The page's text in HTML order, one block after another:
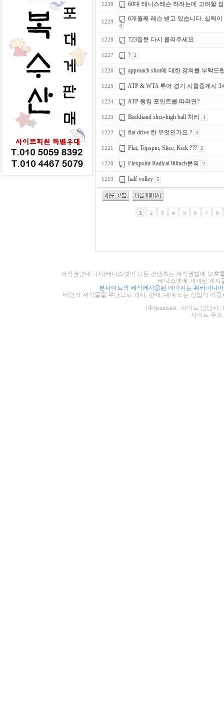
1230 60대 테니스레슨 하려는데 고려할
1229 6개월째 레슨 받고 있습니다. 실력
0
1228 723질문 다시 올려주세요
1227 ? 2
1226 approach shot에 대한 강의를 부탁드
1225 ATP & WTA 투어 경기 시합중계시
1224 ATP 랭킹 포인트를 따려면?
1223 Backhand slice-high ball 처리 1
1222 flat drive 란 무엇인가요 ? 3
1221 Flat, Topspin, Slice, Kick ??? 2
1220 Flexpoint Radical 98inch문의 2
1219 half volley 5
1 2 3 4 5 6 7 8
저작권안내 : (사)테니스넷의 모든 컨텐츠는 저작권법에 보
테니스넷에 게재된 게시
본사이트의 제작에사용된 이미지는 위키피디
타인의 저작물을 무단으로 게시, 판매, 대여 또는 상업적 이
(주)tennisnet 사이트 담당자 :
사이트 주